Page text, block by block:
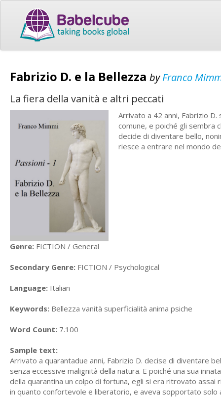
Fabrizio D. e la Bellezza byFranco
La fiera della vanità e altri peccati
Arrivato a 42 anni, Fabrizio
comune, e poiché gli sembra
decide di diventare bello,
riesce a entrare nel mondo
Genre: FICTION / General
Secondary Genre: FICTION / Psychological
Language: Italian
Keywords: Bellezza vanità superficialità anima psiche
Word Count: 7.100
Sample text:
Arrivato a quarantadue anni, Fabrizio D. decise di diventare
senza eccessive malignità della natura. E poiché una sua
della quarantina un colpo di fortuna, egli si era ritrovato assai
in quanto confortevole e liberatorio, e aveva sopportato